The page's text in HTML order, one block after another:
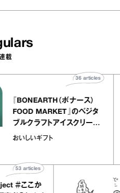
載
『BONEARTH（ボナース）
FOOD MARKET』のベジタ
ブルクラフトアイスクリーム
｜真野知子の「おいしいギフ
おいしいギフト
36articles
ここか
articles